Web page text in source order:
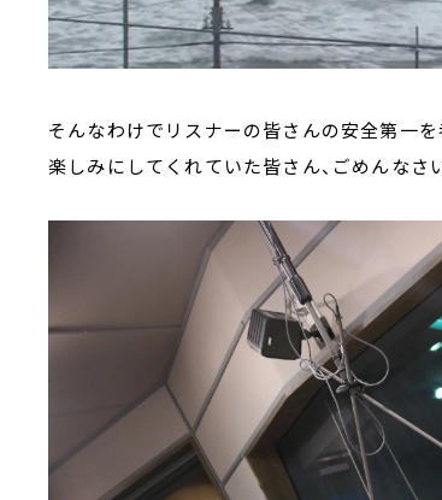
そんなわけでリスナーの皆さんの安全第一
楽しみにしてくれていた皆さん、ごめんなさい